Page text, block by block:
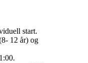
start.
12 år) og